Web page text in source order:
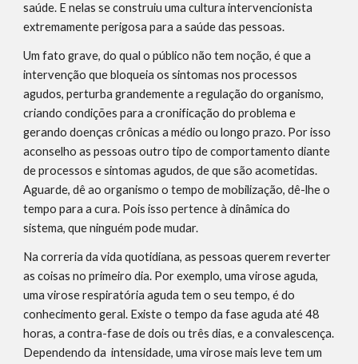
saúde. E nelas se construiu uma cultura intervencionista
extremamente perigosa para a saúde das pessoas.
Um fato grave, do qual o público não tem noção, é que a
intervenção que bloqueia os sintomas nos processos
agudos, perturba grandemente a regulação do organismo,
criando condições para a cronificação do problema e
gerando doenças crônicas a médio ou longo prazo. Por isso
aconselho as pessoas outro tipo de comportamento diante
de processos e sintomas agudos, de que são acometidas.
Aguarde, dê ao organismo o tempo de mobilização, dê-lhe o
tempo para a cura. Pois isso pertence à dinâmica do
sistema, que ninguém pode mudar.
Na correria da vida quotidiana, as pessoas querem reverter
as coisas no primeiro dia. Por exemplo, uma virose aguda,
uma virose respiratória aguda tem o seu tempo, é do
conhecimento geral. Existe o tempo da fase aguda até 48
horas, a contra-fase de dois ou três dias, e a convalescença.
Dependendo da  intensidade, uma virose mais leve tem um